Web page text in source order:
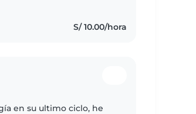
S/ 10.00/hora
en su ultimo ciclo, he